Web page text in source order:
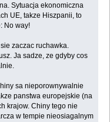
Sytuacja ekonomiczna
UE, takze Hiszpanii, to
No way!
zaczac ruchawka.
Ja sadze, ze gdyby cos
sa nieporownywalnie
panstwa europejskie (na
krajow. Chiny tego nie
w tempie nieosiagalnym